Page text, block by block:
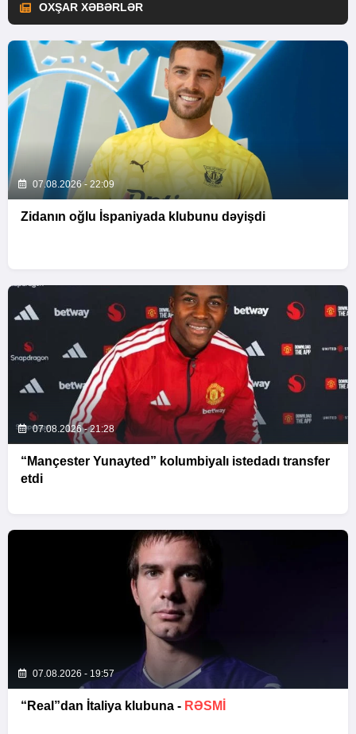
OXŞAR XƏBƏRLƏR
07.08.2026 - 22:09
Zidanın oğlu İspaniyada klubunu dəyişdi
07.08.2026 - 21:28
“Mançester Yunayted” kolumbiyalı istedadı transfer
etdi
07.08.2026 - 19:57
“Real”dan İtaliya klubuna - RƏSMİ